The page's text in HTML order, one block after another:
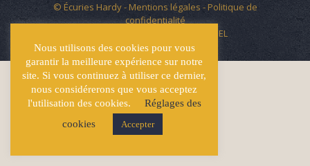
© Écuries Hardy -Mentions légales - Politique de
confidentialité
Lucas GICQUEL
Nous utilisons des cookies pour vous
garantir la meilleure expérience sur notre
site. Si vous continuez à utiliser ce dernier,
nous considérerons que vous acceptez
l'utilisation des cookies.
Réglages des
cookies
Accepter